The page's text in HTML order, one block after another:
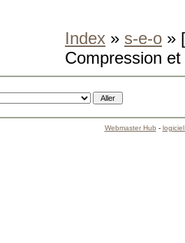
Index » s-e-o »
Compression
Webmaster Hub -